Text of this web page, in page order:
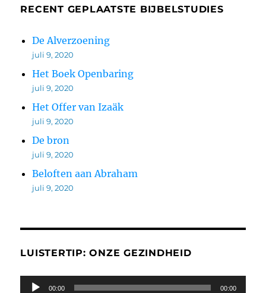
RECENT GEPLAATSTE BIJBELSTUDIES
De Alverzoening
juli 9, 2020
Het Boek Openbaring
juli 9, 2020
Het Offer van Izaäk
juli 9, 2020
De bron
juli 9, 2020
Beloften aan Abraham
juli 9, 2020
LUISTERTIP: ONZE GEZINDHEID
Audiospeler
00:00 00:00